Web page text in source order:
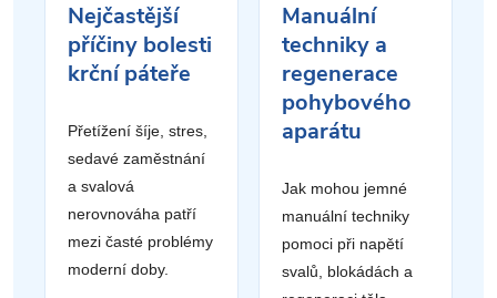
Nejčastější
příčiny bolesti
krční páteře
Přetížení šíje, stres,
sedavé zaměstnání
a svalová
nerovnováha patří
mezi časté problémy
moderní doby.
Manuální
techniky a
regenerace
pohybového
aparátu
Jak mohou jemné
manuální techniky
pomoci při napětí
svalů, blokádách a